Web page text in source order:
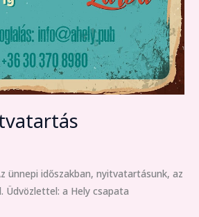
ünnepi időszakban, nyitvatartásunk, az
Üdvözlettel: a Hely csapata